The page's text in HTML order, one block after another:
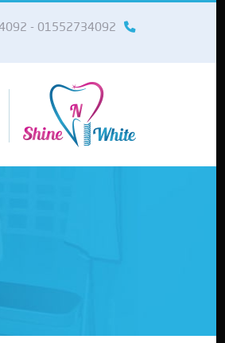
01552734092 - 055/2324092